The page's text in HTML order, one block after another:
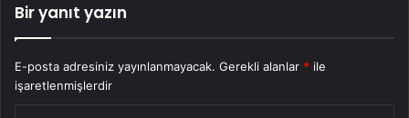
Bir yanıt yazın
E-posta adresiniz yayınlanmayacak. Gerekli alanlar * ile
işaretlenmişlerdir